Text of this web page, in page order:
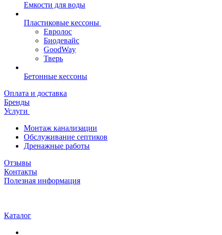
Емкости для воды
Пластиковые кессоны
Евролос
Биодевайс
GoodWay
Тверь
Бетонные кессоны
Оплата и доставка
Бренды
Услуги
Монтаж канализации
Обслуживание септиков
Дренажные работы
Отзывы
Контакты
Полезная информация
Каталог